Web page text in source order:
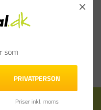
som
PRIVATPERSON
Priser inkl. moms